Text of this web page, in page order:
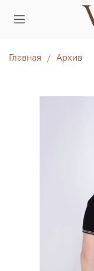
Главная Архив